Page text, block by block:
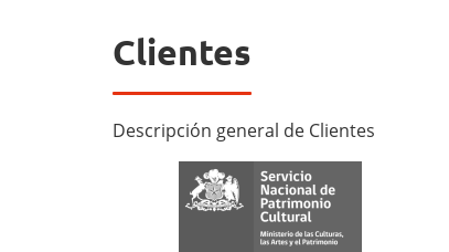
Clientes
Descripción general de Clientes